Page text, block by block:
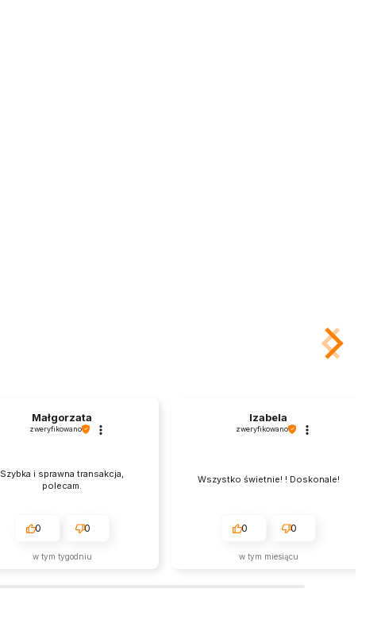
Małgorzata
zweryfikowano
Szybka i sprawna transakcja,
polecam.
0 0
w tym tygodniu
Izabela
zweryfikowano
Wszystko świetnie! ! Doskonale!
0 0
w tym miesiącu